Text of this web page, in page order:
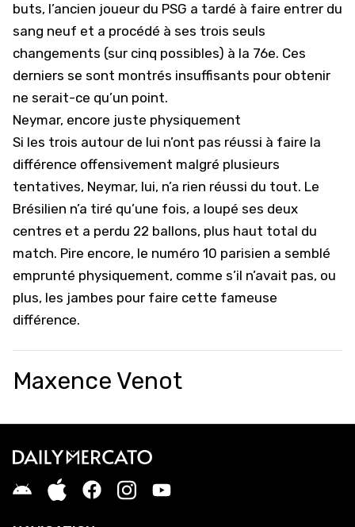
buts, l’ancien joueur du PSG a tardé à faire entrer du
sang neuf et a procédé à ses trois seuls
changements (sur cinq possibles) à la 76e. Ces
derniers se sont montrés insuffisants pour obtenir
ne serait-ce qu’un point.
Neymar, encore juste physiquement
Si les trois autour de lui n’ont pas réussi à faire la
différence offensivement malgré plusieurs
tentatives, Neymar, lui, n’a rien réussi du tout. Le
Brésilien n’a tiré qu’une fois, a loupé ses deux
centres et a perdu 22 ballons, plus haut total du
match. Pire encore, le numéro 10 parisien a semblé
emprunté physiquement, comme s’il n’avait pas, ou
plus, les jambes pour faire cette fameuse
différence.
Maxence Venot